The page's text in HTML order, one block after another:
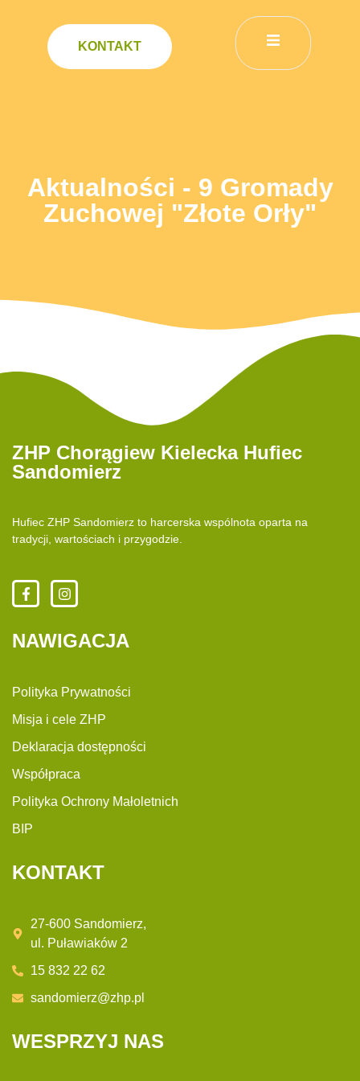
KONTAKT
Aktualności - 9 Gromady
Zuchowej "Złote Orły"
ZHP Chorągiew Kielecka Hufiec
Sandomierz
Hufiec ZHP Sandomierz to harcerska wspólnota oparta na
tradycji, wartościach i przygodzie.
NAWIGACJA
Polityka Prywatności
Misja i cele ZHP
Deklaracja dostępności
Współpraca
Polityka Ochrony Małoletnich
BIP
KONTAKT
27-600 Sandomierz,
ul. Puławiaków 2
15 832 22 62
sandomierz@zhp.pl
WESPRZYJ NAS